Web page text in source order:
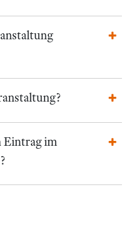
Eintrag im